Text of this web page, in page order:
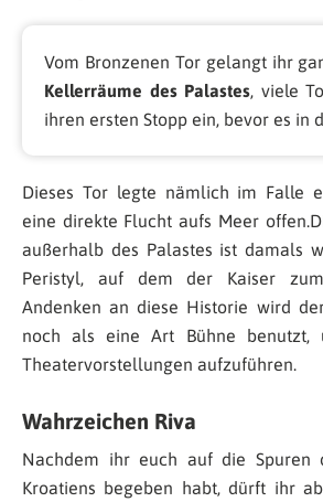
Vom Bronzenen Tor gelangt ihr
Kellerräume des Palastes, viele
ihren ersten Stopp ein, bevor es in
Dieses Tor legte nämlich im Falle
eine direkte Flucht aufs Meer
außerhalb des Palastes ist damals
Peristyl, auf dem der Kaiser
Andenken an diese Historie wird
noch als eine Art Bühne benutzt,
Theatervorstellungen aufzuführen.
Wahrzeichen Riva
Nachdem ihr euch auf die Spuren
Kroatiens begeben habt, dürft ihr